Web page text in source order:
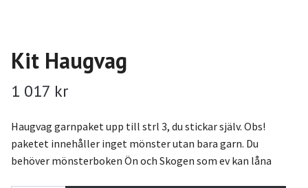
Kit Haugvag
1 017 kr
Haugvag garnpaket upp till strl 3, du stickar själv. Obs!
paketet innehåller inget mönster utan bara garn. Du
behöver mönsterboken Ön och Skogen som ev kan låna